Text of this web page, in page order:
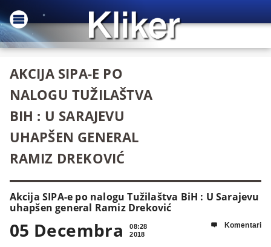
AKCIJA SIPA-E PO
NALOGU TUŽILAŠTVA
BIH : U SARAJEVU
UHAPŠEN GENERAL
RAMIZ DREKOVIĆ
Akcija SIPA-e po nalogu Tužilaštva BiH : U Sarajevu
uhapšen general Ramiz Dreković
05 Decembra
08:28
2018
 Komentari